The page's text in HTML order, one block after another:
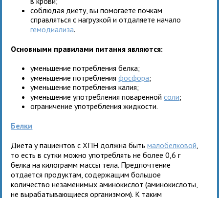
соблюдая диету, вы помогаете почкам
справляться с нагрузкой и отдаляете начало
гемодиализа.
Основными правилами питания являются:
уменьшение потребления белка;
уменьшение потребленияфосфора;
уменьшение потребления калия;
уменьшение употребления повареннойсоли;
ограничение употребления жидкости.
Белки
Диета у пациентов с ХПН должна бытьмалобелковой
то есть в сутки можно употреблять не более 0,6 г
белка на килограмм массы тела. Предпочтение
отдается продуктам, содержащим большое
количество незаменимых аминокислот (аминокислоты,
не вырабатывающиеся организмом). К таким